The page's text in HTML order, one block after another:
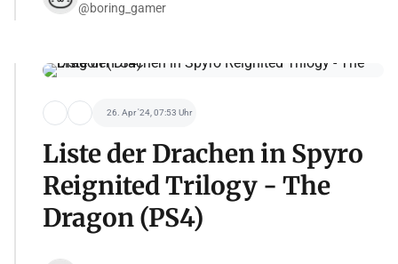
@boring_gamer
26. Apr '24, 07:53 Uhr
Liste der Drachen in Spyro
Reignited Trilogy - The
Dragon (PS4)